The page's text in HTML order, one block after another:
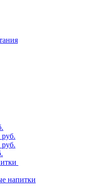
руб.
руб.
напитки